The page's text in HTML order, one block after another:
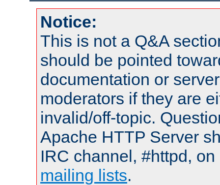
Notice:
This is not a Q&A
should be pointed
documentation or
moderators if they are
invalid/off-topic.
Apache HTTP Server
IRC channel, #httpd,
mailing lists.